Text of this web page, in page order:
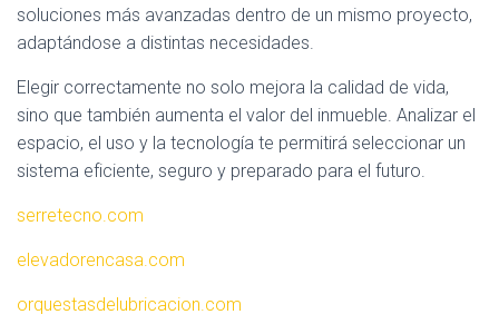
soluciones más avanzadas dentro de un mismo proyecto,
adaptándose a distintas necesidades.
Elegir correctamente no solo mejora la calidad de vida,
sino que también aumenta el valor del inmueble. Analizar el
espacio, el uso y la tecnología te permitirá seleccionar un
sistema eficiente, seguro y preparado para el futuro.
serretecno.com
elevadorencasa.com
orquestasdelubricacion.com